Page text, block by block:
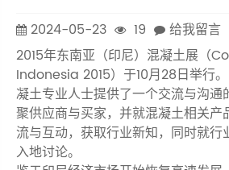
2024-05-23 19
给我留言
2015年东南亚（印尼）混凝土展（
Indonesia 2015）于10月28日举行
凝土专业人士提供了一个交流与沟通
聚供应商与买家，并就混凝土相关产
流与互动，获取行业新知，同时就行
入地讨论。